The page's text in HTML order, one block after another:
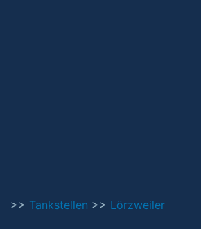
>> Tankstellen >> Lörzweiler